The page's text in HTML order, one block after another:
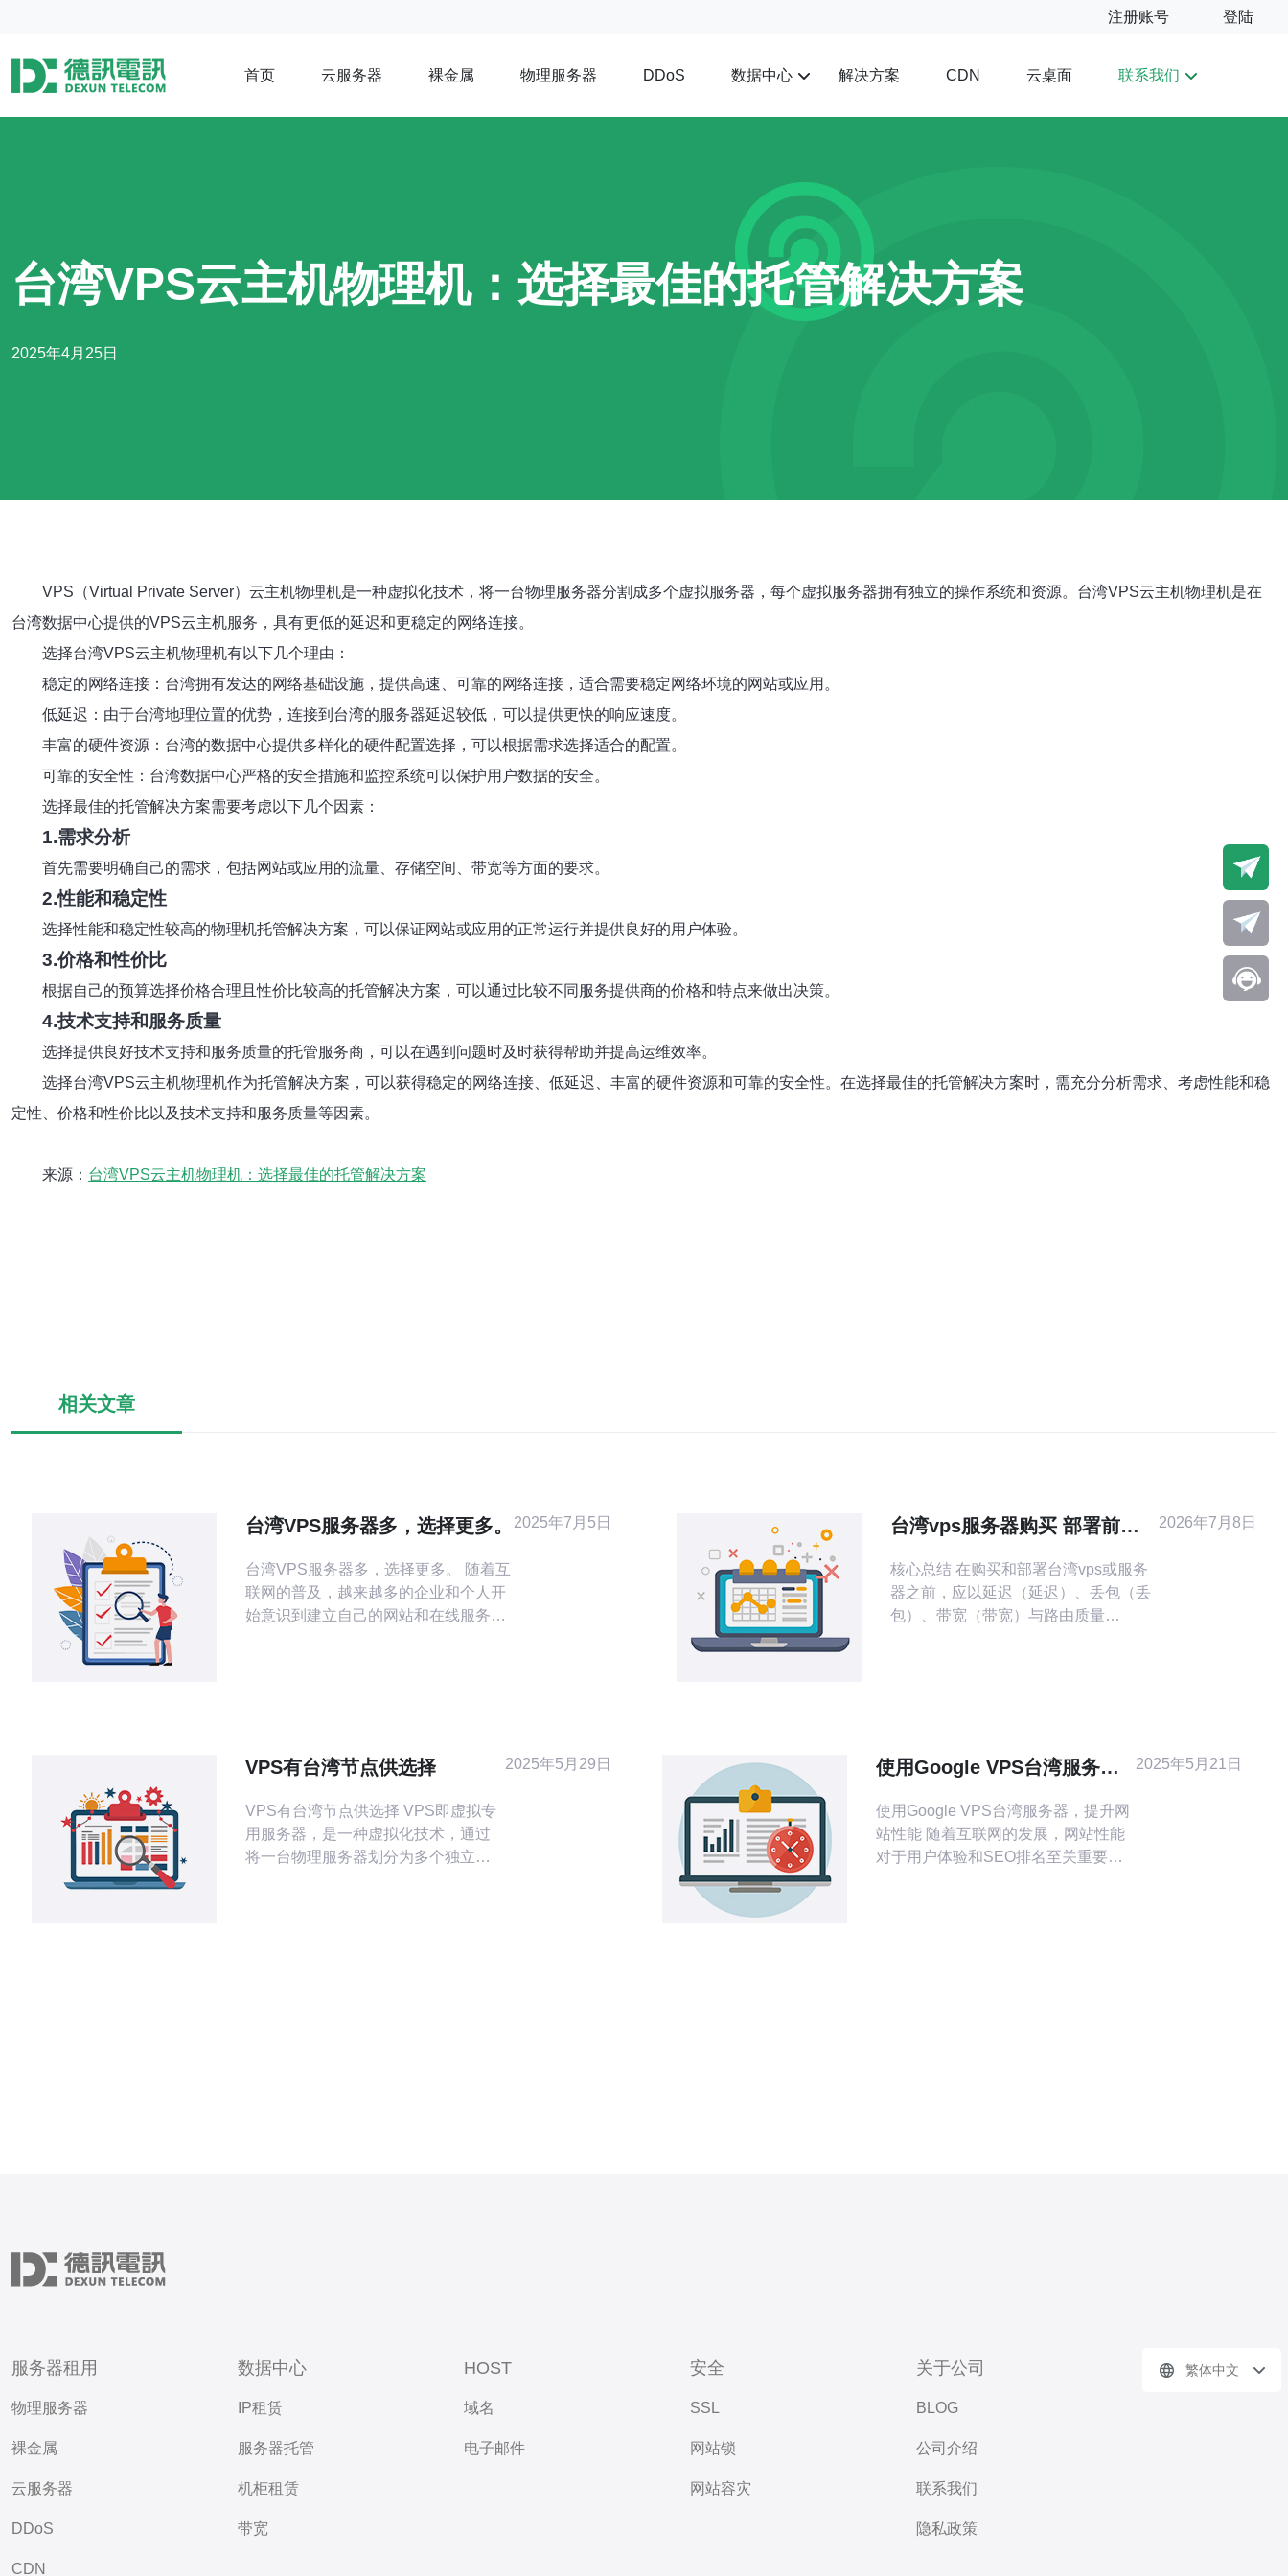
注册账号 登陆
首页 云服务器 裸金属 物理服务器 DDoS 数据中心 解决方案 CDN 云桌面 联系我们
台湾VPS云主机物理机：选择最佳的托管解决方案
2025年4月25日
VPS（Virtual Private Server）云主机物理机是一种虚拟化技术，将一台物理服务器分割成多个虚拟服务器，每个虚拟服务器拥有独立的操作系统和资源。台湾VPS云主机物理机是在
台湾数据中心提供的VPS云主机服务，具有更低的延迟和更稳定的网络连接。
选择台湾VPS云主机物理机有以下几个理由：
稳定的网络连接：台湾拥有发达的网络基础设施，提供高速、可靠的网络连接，适合需要稳定网络环境的网站或应用。
低延迟：由于台湾地理位置的优势，连接到台湾的服务器延迟较低，可以提供更快的响应速度。
丰富的硬件资源：台湾的数据中心提供多样化的硬件配置选择，可以根据需求选择适合的配置。
可靠的安全性：台湾数据中心严格的安全措施和监控系统可以保护用户数据的安全。
选择最佳的托管解决方案需要考虑以下几个因素：
1.需求分析
首先需要明确自己的需求，包括网站或应用的流量、存储空间、带宽等方面的要求。
2.性能和稳定性
选择性能和稳定性较高的物理机托管解决方案，可以保证网站或应用的正常运行并提供良好的用户体验。
3.价格和性价比
根据自己的预算选择价格合理且性价比较高的托管解决方案，可以通过比较不同服务提供商的价格和特点来做出决策。
4.技术支持和服务质量
选择提供良好技术支持和服务质量的托管服务商，可以在遇到问题时及时获得帮助并提高运维效率。
选择台湾VPS云主机物理机作为托管解决方案，可以获得稳定的网络连接、低延迟、丰富的硬件资源和可靠的安全性。在选择最佳的托管解决方案时，需充分分析需求、考虑性能和稳
定性、价格和性价比以及技术支持和服务质量等因素。
来源： 台湾VPS云主机物理机：选择最佳的托管解决方案
相关文章
台湾VPS服务器多，选择更多。
台湾VPS服务器多，选择更多。 随着互
联网的普及，越来越多的企业和个人开
始意识到建立自己的网站和在线服务的
南亚的网络，适合覆盖这些地区的用
户。
2025年7月5日
台湾vps服务器购买 部署前的
核心总结 在购买和部署台湾vps或服务
器之前，应以延迟（延迟）、丢包（丢
包）、带宽（带宽）与路由质量
良好的互联与防护支持。
2026年7月8日
VPS有台湾节点供选择
VPS有台湾节点供选择 VPS即虚拟专
用服务器，是一种虚拟化技术，通过
将一台物理服务器划分为多个独立的
2025年5月29日
使用Google VPS台湾服务
使用Google VPS台湾服务器，提升网
站性能 随着互联网的发展，网站性能
对于用户体验和SEO排名至关重要。
2025年5月21日
服务器租用
物理服务器
裸金属
云服务器
DDoS
CDN
数据中心
IP租赁
服务器托管
机柜租赁
带宽
HOST
域名
电子邮件
安全
SSL
网站锁
网站容灾
关于公司
BLOG
公司介绍
联系我们
隐私政策
繁体中文